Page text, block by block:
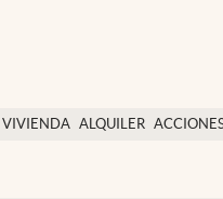
VIVIENDA ALQUILER